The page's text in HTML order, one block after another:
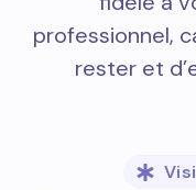
professionnel,
rester et